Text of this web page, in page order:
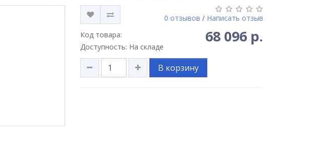
0 отзывов / Написать отзыв
Код товара:
Доступность: На складе
68 096 р.
В корзину